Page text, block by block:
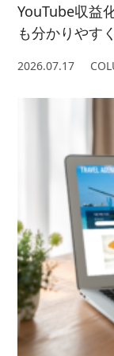
YouTube収益
も分かりやす
2026.07.17